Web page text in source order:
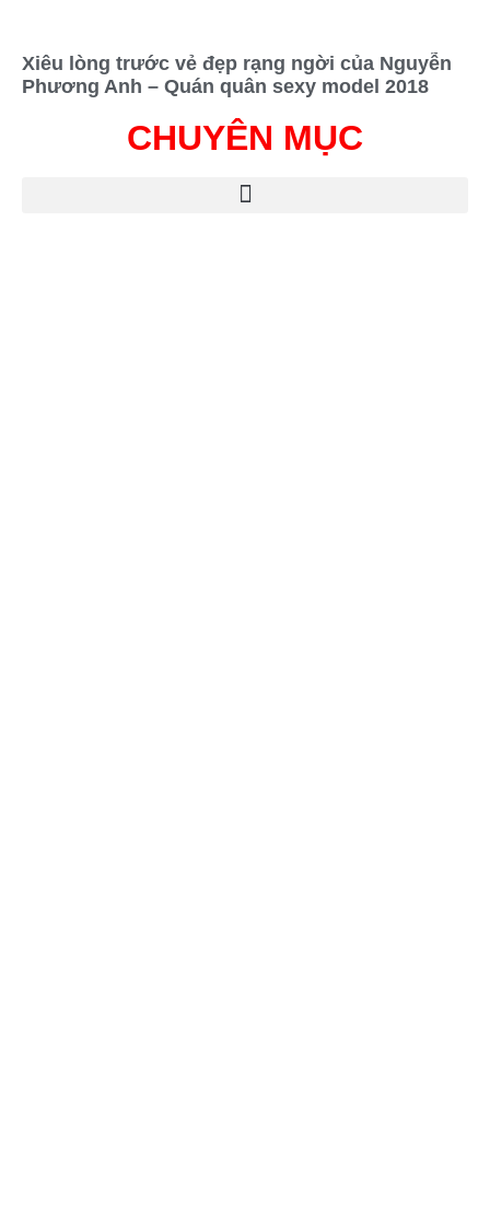
Xiêu lòng trước vẻ đẹp rạng ngời của Nguyễn
Phương Anh – Quán quân sexy model 2018
CHUYÊN MỤC